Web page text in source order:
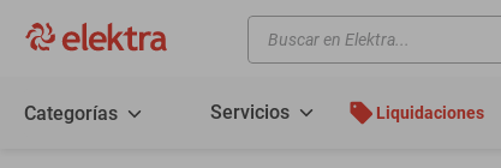
Buscar en Elektra...
Categorías Servicios Liquidaciones
motos